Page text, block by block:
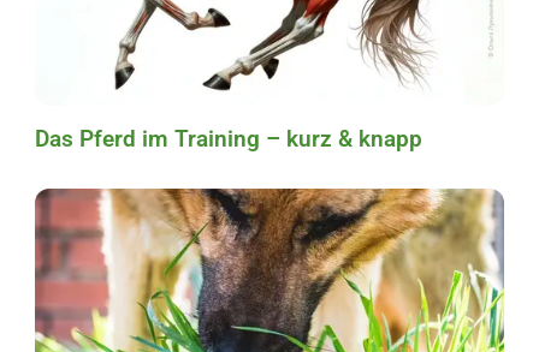
Das Pferd im Training – kurz & knapp